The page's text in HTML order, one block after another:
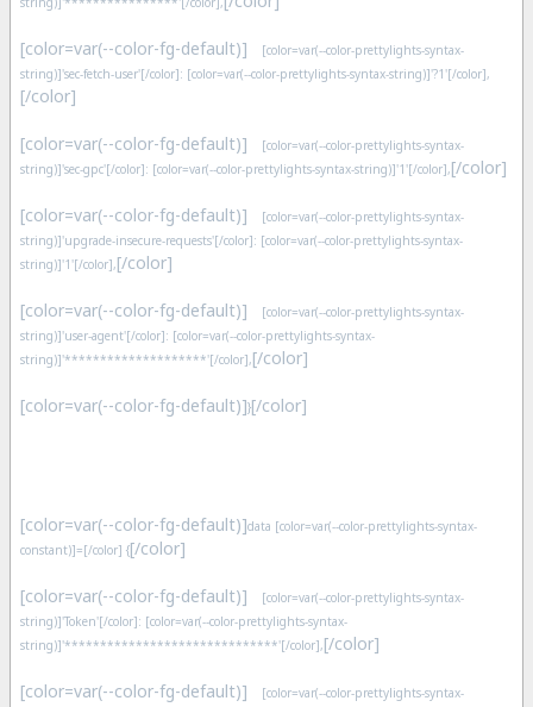
[color=var(--color-fg-default)] [color=var(--color-prettylights-syntax-
string)]'sec-fetch-user'[/color]: [color=var(--color-prettylights-syntax-string)]'?1'[/color],
[/color]
[color=var(--color-fg-default)] [color=var(--color-prettylights-syntax-
string)]'sec-gpc'[/color]: [color=var(--color-prettylights-syntax-string)]'1'[/color],[/color]
[color=var(--color-fg-default)] [color=var(--color-prettylights-syntax-
string)]'upgrade-insecure-requests'[/color]: [color=var(--color-prettylights-syntax-
string)]'1'[/color],[/color]
[color=var(--color-fg-default)] [color=var(--color-prettylights-syntax-
string)]'user-agent'[/color]: [color=var(--color-prettylights-syntax-
string)]'********************'[/color],[/color]
[color=var(--color-fg-default)]}[/color]
[color=var(--color-fg-default)]data [color=var(--color-prettylights-syntax-
constant)]=[/color] {[/color]
[color=var(--color-fg-default)] [color=var(--color-prettylights-syntax-
string)]'Token'[/color]: [color=var(--color-prettylights-syntax-
string)]'******************************'[/color],[/color]
[color=var(--color-fg-default)] [color=var(--color-prettylights-syntax-